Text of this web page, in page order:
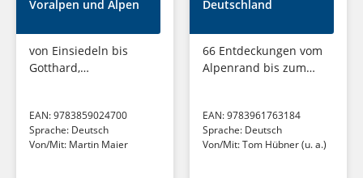
Voralpen und Alpen
von Einsiedeln bis
Gotthard,
EAN:9783859024700
Sprache: Deutsch
Von/Mit: Martin Maier
Deutschland
66 Entdeckungen vom
Alpenrand bis zum
EAN:9783961763184
Sprache: Deutsch
Von/Mit:Tom Hübner (u. a.)